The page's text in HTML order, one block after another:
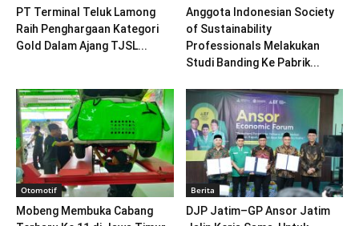
PT Terminal Teluk Lamong
Raih Penghargaan Kategori
Gold Dalam Ajang TJSL...
Anggota Indonesian Society
of Sustainability
Professionals Melakukan
Studi Banding Ke Pabrik...
Otomotif
Mobeng Membuka Cabang
Berita
DJP Jatim–GP Ansor Jatim